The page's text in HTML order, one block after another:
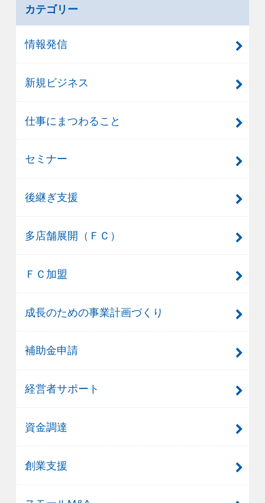
カテゴリー
情報発信
新規ビジネス
仕事にまつわること
セミナー
後継ぎ支援
多店舗展開（ＦＣ）
ＦＣ加盟
成長のための事業計画づくり
補助金申請
経営者サポート
資金調達
創業支援